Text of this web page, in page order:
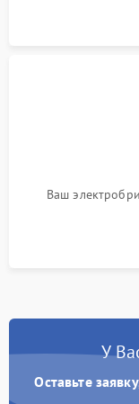
Ваш
У
Оставьте